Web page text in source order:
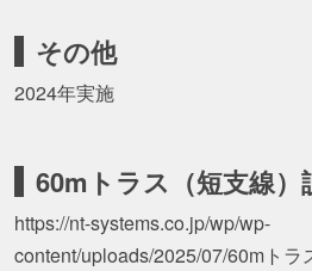
その他
2024年実施
60mトラス（短支線）
https://nt-systems.co.jp/wp/wp-
content/uploads/2025/07/60mトラ